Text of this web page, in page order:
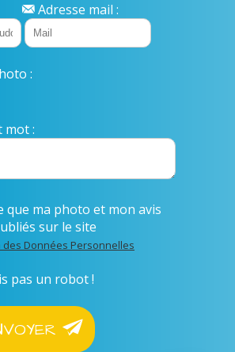
Adresse mail :
:
mot :
que ma photo et mon avis
sur le site
Données Personnelles
pas un robot !